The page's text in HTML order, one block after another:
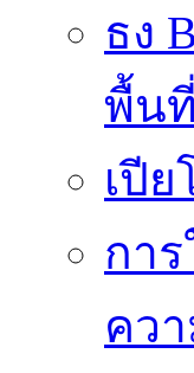
ธง
พื้น
เปี
กา
คว